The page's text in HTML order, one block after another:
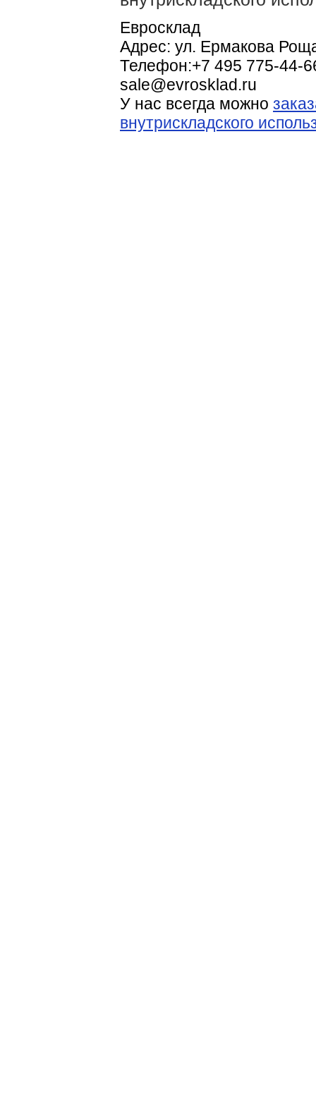
Евросклад
Адрес: ул. Ермакова
Телефон:+7 495 775-44-
sale@evrosklad.ru
У нас всегда можно
внутрискладского